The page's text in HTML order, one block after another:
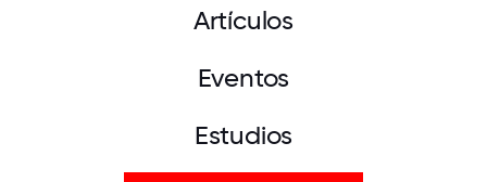
Artículos
Eventos
Estudios